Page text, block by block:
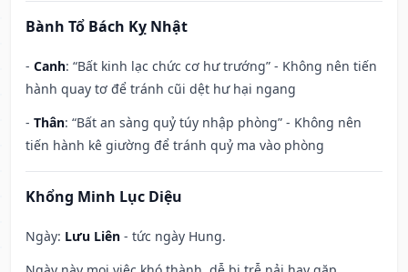
Bành Tổ Bách Kỵ Nhật
- Canh: “Bất kinh lạc chức cơ hư trướng” - Không nên tiến
hành quay tơ để tránh cũi dệt hư hại ngang
- Thân: “Bất an sàng quỷ túy nhập phòng” - Không nên
tiến hành kê giường để tránh quỷ ma vào phòng
Khổng Minh Lục Diệu
Ngày: Lưu Liên - tức ngày Hung.